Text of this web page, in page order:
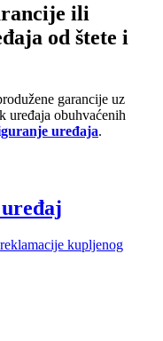
ili
od štete i
garancije uz
uređaja obuhvaćenih
uređaja.
kupljenog